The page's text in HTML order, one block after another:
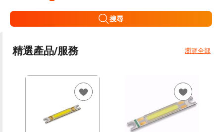
搜尋
精選產品/服務 瀏覽全部